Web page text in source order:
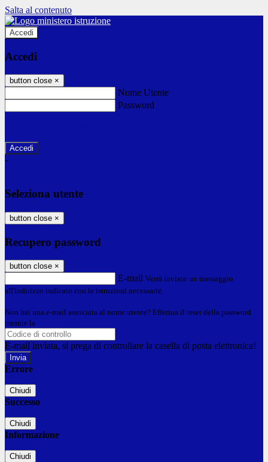
Salta al contenuto
Accedi
Accedi
button close ×
Nome Utente
Password
-
Seleziona utente
button close ×
Recupero password
button close ×
E-mail Verrà inviato un messaggio
all'indirizzo indicato con le istruzioni necessarie.
Non hai una e-mail associata al nome utente? Effettua il reset della password
tramite la
E-mail inviata, si prega di controllare la casella di posta elettronica!
Errore
Chiudi
Successo
Chiudi
Informazione
Chiudi